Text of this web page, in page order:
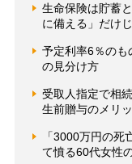
生命保険は貯蓄
に備える」だけ
予定利率6％のも
の見分け方
受取人指定で相
生前贈与のメリ
「3000万円の
て憤る60代女性